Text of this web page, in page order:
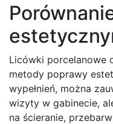
Licówki porcelanowe
metody poprawy
wypełnień, można
wizyty w gabinecie,
na ścieranie,